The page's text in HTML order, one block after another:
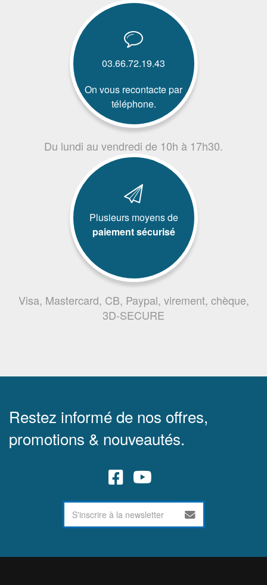
03.66.72.19.43
On vous recontacte par
téléphone.
Du lundi au vendredi de 10h à 17h30.
Plusieurs moyens de
paiement sécurisé
Visa, Mastercard, CB, Paypal, virement, chèque,
3D-SECURE
Restez informé de nos offres,
promotions & nouveautés.